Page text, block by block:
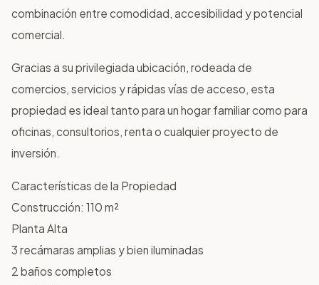
combinación entre comodidad, accesibilidad y potencial
comercial.
Gracias a su privilegiada ubicación, rodeada de
comercios, servicios y rápidas vías de acceso, esta
propiedad es ideal tanto para un hogar familiar como para
oficinas, consultorios, renta o cualquier proyecto de
inversión.
Características de la Propiedad
Construcción: 110 m²
Planta Alta
3 recámaras amplias y bien iluminadas
2 baños completos